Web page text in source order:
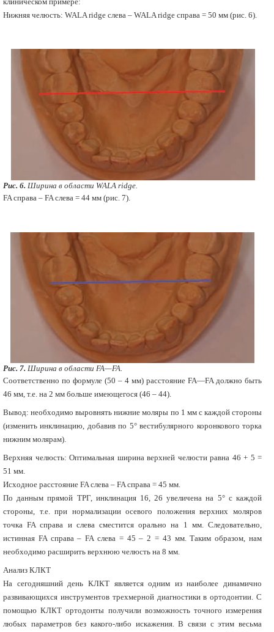
Нижняя челюсть: WALA ridge слева – WALA ridge справа = 50 мм (рис. 6).
Рис. 6. Ширина в области WALA ridge.
FA справа – FA слева = 44 мм (рис. 7).
Рис. 7. Ширина в области FA—FA.
Соответственно по формуле (50 – 4 мм) расстояние FA—FA должно быть
46 мм, т.е. на 2 мм больше имеющегося (46 – 44).
Вывод: необходимо выровнять нижние моляры по 1 мм с каждой стороны
(изменить инклинацию, добавив по 5° вестибулярного коронкового торка
нижним молярам).
Верхняя челюсть: Оптимальная ширина верхней челюсти равна 46 + 5 =
51 мм.
Исходное расстояние FA слева – FA справа = 45 мм.
По данным прямой ТРГ, инклинация 16, 26 увеличена на 5° с каждой
стороны, т.е. при нормализации осевого положения верхних моляров
точка FA справа и слева сместится орально на 1 мм. Следовательно,
истинная FA справа – FA слева = 45 – 2 = 43 мм. Таким образом, нам
необходимо расширить верхнюю челюсть на 8 мм.
Анализ КЛКТ
На сегодняшний день КЛКТ является одним из наиболее динамично
развивающихся инструментов трехмерной диагностики в ортодонтии. С
помощью КЛКТ ортодонты получили возможность точного измерения
любых параметров без какого-либо искажения. В связи с этим весьма